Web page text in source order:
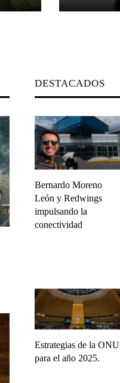
DESTACADOS
Bernardo Moreno
León y Redwings
impulsando la
conectividad
Estrategias de la ONU
para el año 2025.